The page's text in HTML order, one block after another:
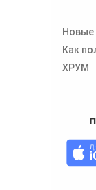
Новые
Как
ХРУМ